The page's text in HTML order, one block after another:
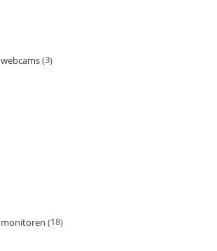
webcams 3
monitoren 18